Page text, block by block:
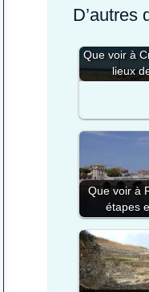
D’autres
Que voir à
lieux
Que voir à
étapes